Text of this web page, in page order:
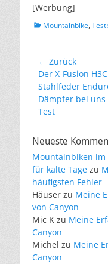
[Werbung]
Kategorien
Mountainbike,
← Zurück
Vorheriger
Beitrag:
Der X-Fusion H3C
Stahlfeder
Dämpfer bei uns
Test
Neueste
Mountainbiken
für kalte Tage zu
häufigsten Fehler
Häuser zu Meine
von Canyon
Mic K zu Meine
Canyon
Michel zu Meine
Canyon